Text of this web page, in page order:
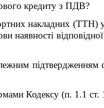
кредиту з ПДВ?
накладних (ТТН)
наявності
підтвердженням
Кодексу (п. 1.1 ст.